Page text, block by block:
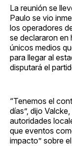
La reunión se
Paulo se vio
los operadores
se declararon en
únicos medios
para llegar al
disputará el
“Tenemos el
días”, dijo
autoridades
que eventos
impacto” sobre